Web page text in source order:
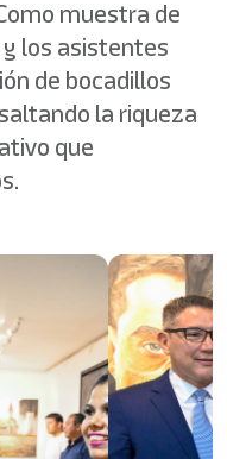
muestra de
los asistentes
de bocadillos
la riqueza
que